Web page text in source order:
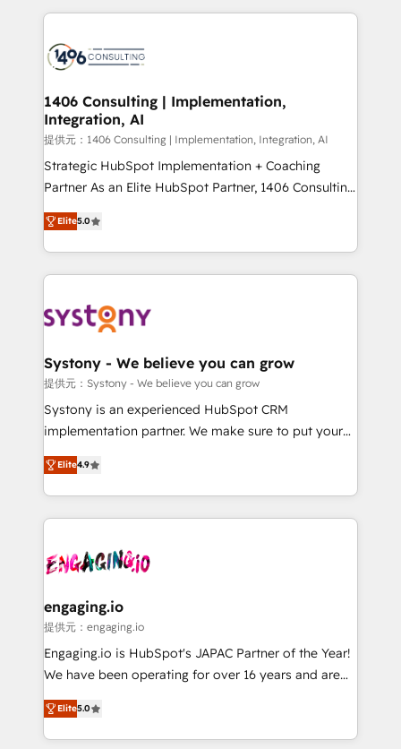
help businesses grow through technology, creativity,
500+ HubSpot implementations, building end-to-
inbound and loop marketing, content, and digital
creativity. Our multicultural team works in Spanish,
Portuguese, and English to design scalable strategies
that drive measurable growth. 🌎 Highlights: • 10+
years as a HubSpot partner. • 2023 Impact Awards:
Year LATAM 2022, 2023, 2024, 2025. • Partner of the
Year 2024. • Organizer of Aliados.ai (AI, marketing &
you grow faster, smarter, and with impact.
1406 Consulting | Implementation,
Integration, AI
提供元：1406 Consulting | Implementation, Integration, AI
Strategic HubSpot Implementation + Coaching
Partner As an Elite HubSpot Partner, 1406 Consulting
helps mid-market revenue teams transform how
they sell, market, and serve. We don't just build your
HubSpot—we teach your team to own it, then stay
to help you keep winning. What We Do ⚙️ CRM
Data & Content 📈 Sales & Marketing Alignment +
Agent Creation 🔄 Custom Integrations & Data
Migration Why 1406 We become part of your team.
Your team learns while we build. We fix what others
broke. Built for mid-market reality—practical
constraints. By the Numbers 🏆 Top 1% of all
HubSpot partners 🔄 Top 5% globally in client
and sales ops at mid-market companies ready to
move beyond spreadsheets into unified systems
Elite5.0
Systony - We believe you can grow
提供元：Systony - We believe you can grow
Systony is an experienced HubSpot CRM
implementation partner. We make sure to put your
organization's needs and goals first and think along
with your organization. We are only satisfied once
you are too. Why Systony? - 20+ years of
experience with CRM, Marketing, Sales & Service
Own back-end developers - Complex data
View, SuperOffice) - Custom integrations (e.g. MS
Business Central, Navision, AX, SAP, Exact, AFAS) We
focus on growing B2B companies in the SME sector
such as manufacturing, SaaS, business services and
partner, we know how important user adoption is.
That's why we have developed a step-by-step
Elite4.9
engaging.io
提供元：engaging.io
Engaging.io is HubSpot's JAPAC Partner of the Year!
We have been operating for over 16 years and are
one of HubSpot's most experienced and technically
capable Agency Partners globally. We specialise in
complex CRM migrations, implementations,
Elite5.0